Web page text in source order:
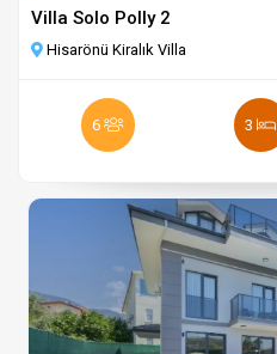
Villa Solo Polly 2
Hisarönü Kiralık Villa
6 3